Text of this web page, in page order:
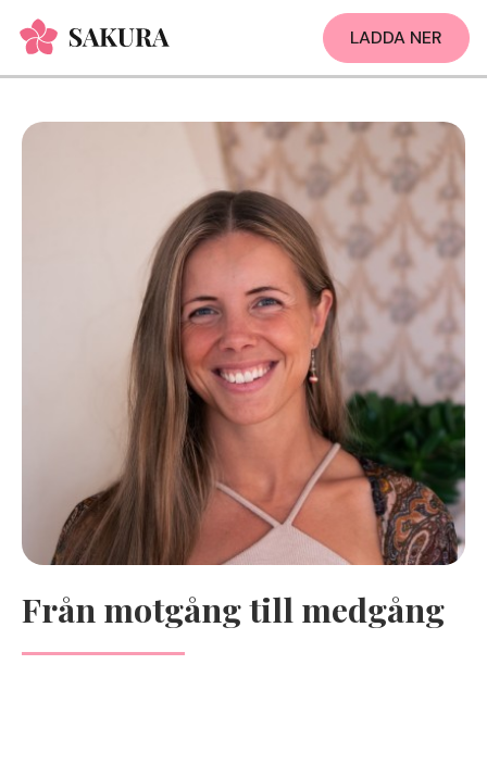
LADDA NER
Från motgång till medgång